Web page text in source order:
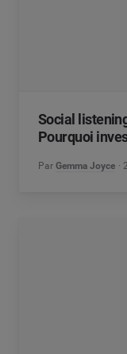
Social
Pourquoi
Par Gemma Joyce